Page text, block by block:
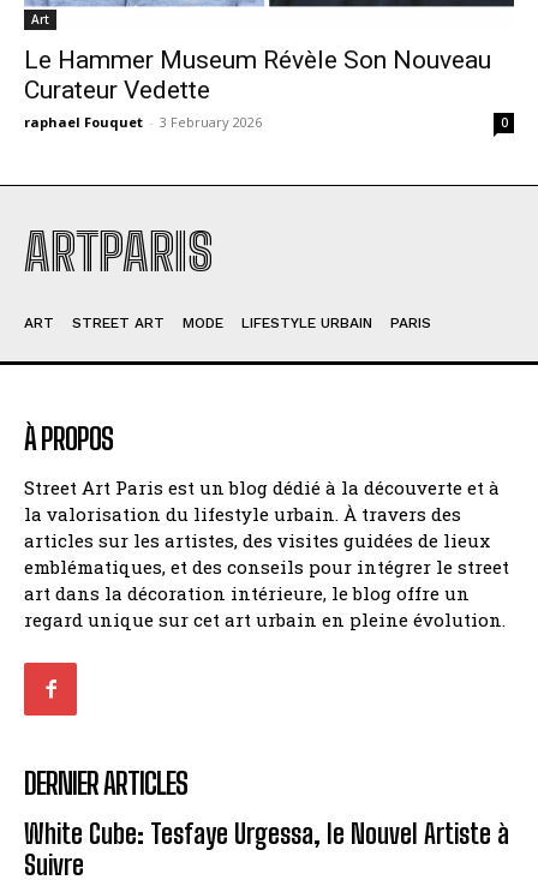
Art
Le Hammer Museum Révèle Son Nouveau
Curateur Vedette
raphael Fouquet - 3 February 2026 0
ARTPARIS
ART STREET ART MODE LIFESTYLE URBAIN PARIS
À PROPOS
Street Art Paris est un blog dédié à la découverte et à
la valorisation du lifestyle urbain. À travers des
articles sur les artistes, des visites guidées de lieux
emblématiques, et des conseils pour intégrer le street
art dans la décoration intérieure, le blog offre un
regard unique sur cet art urbain en pleine évolution.
DERNIER ARTICLES
White Cube: Tesfaye Urgessa, le Nouvel Artiste à
Suivre